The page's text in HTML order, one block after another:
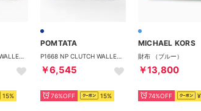
15%
POMTATA
￥6,545
76%OFF 15%
MICHAEL KORS
財布 （ブルー）
￥13,800
74%OFF